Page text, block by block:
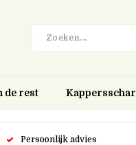
de rest
Persoonlijk advies